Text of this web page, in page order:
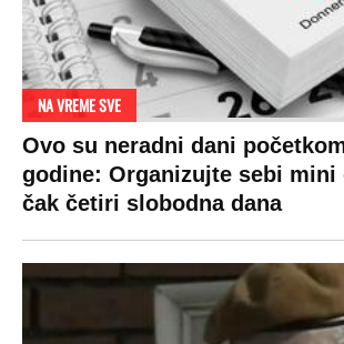
Žene u Srbiji su poludele za
ogledaju se, bacaju pare:
koštaju 100 evra, a neke i